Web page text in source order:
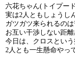
六花ちゃん(トイプー
実は2人ともしょうし
ガツガツ来られるのは
お互い干渉しない距
今日は、クロスとい
2人とも一生懸命やっ